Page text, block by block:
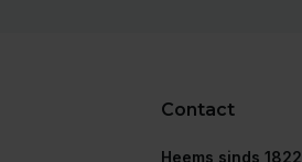
Contact
Heems sinds 1822